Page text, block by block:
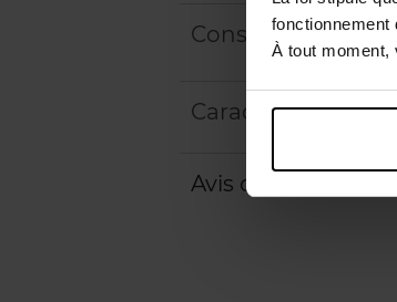
À tout moment,
Conseil
Caractéristiques
Avis client